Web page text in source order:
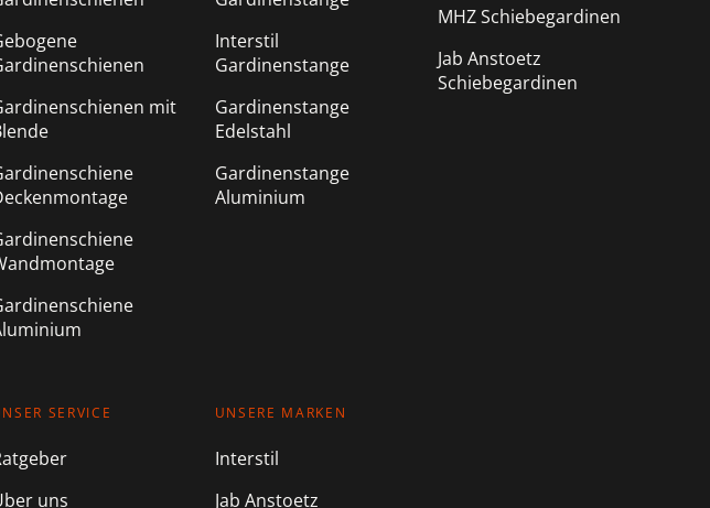
mit
Interstil
Gardinenstange
Gardinenstange
Edelstahl
Gardinenstange
Aluminium
MHZ Schiebegardinen
Jab Anstoetz
Schiebegardinen
SERVICE
uns
UNSERE MARKEN
Interstil
Jab Anstoetz